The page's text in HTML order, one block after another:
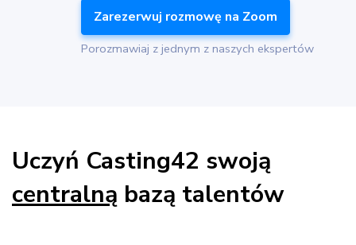
Zarezerwuj rozmowę na Zoom
Porozmawiaj z jednym z naszych ekspertów
Uczyń Casting42 swoją
centralną bazą talentów